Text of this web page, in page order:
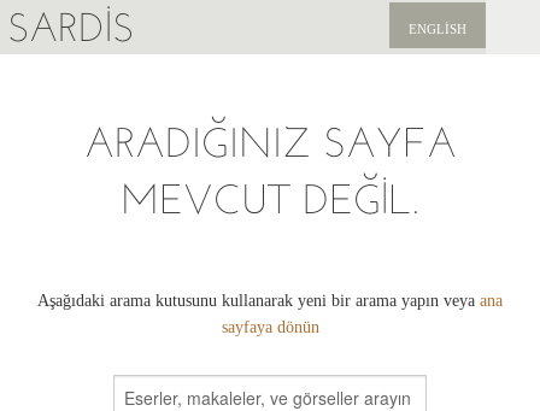
SARDIS ENGLISH
ARADIĞINIZ SAYFA
MEVCUT DEĞIL.
Aşağıdaki arama kutusunu kullanarak yeni bir arama yapın veya ana
sayfaya dönün